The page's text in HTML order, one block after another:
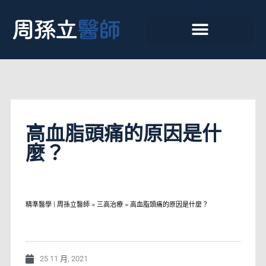
高血脂頭痛的原因是什
麼？
精準醫學 | 周孫立醫師 » 三高治療 » 高血脂頭痛的原因是什麼？
25 11 月, 2021